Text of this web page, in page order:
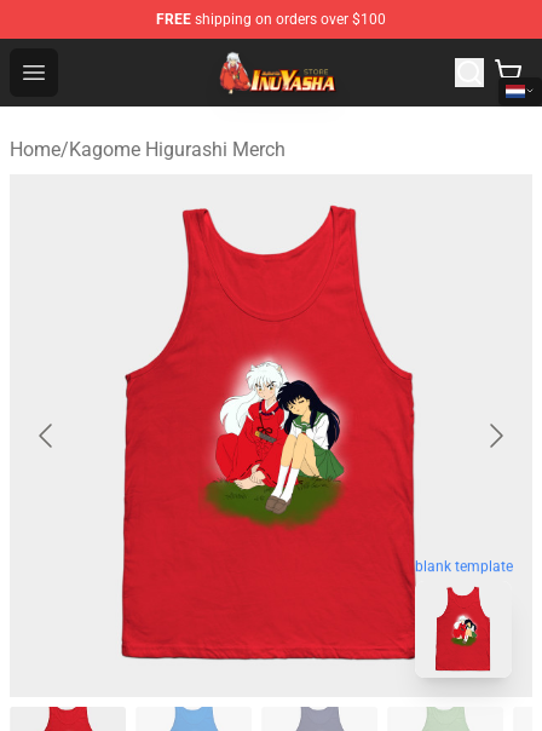
FREE shipping on orders over $100
Open menu
Inuyasha Store - Official Inuyasha Merchandise Shop
Home/Kagome Higurashi Merch
blank template